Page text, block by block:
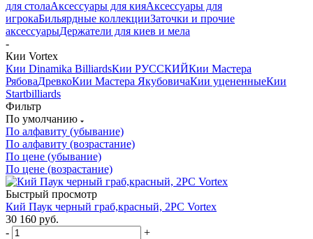
для столаАксессуары для кияАксессуары для
игрокаБильярдные коллекцииЗаточки и прочие
аксессуарыДержатели для киев и мела
-
Кии Vortex
Кии Dinamika BilliardsКии РУССКИЙКии Мастера
РябоваДревкоКии Мастера ЯкубовичаКии уцененныеКии
Startbilliards
Фильтр
По умолчанию
По алфавиту (убывание)
По алфавиту (возрастание)
По цене (убывание)
По цене (возрастание)
Быстрый просмотр
Кий Паук черный граб,красный, 2РС Vortex
30 160 руб.
-
+